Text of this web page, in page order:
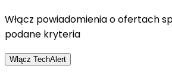
Włącz powiadomienia o ofertach
podane kryteria
Włącz TechAlert